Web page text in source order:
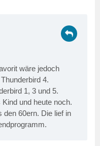
wäre jedoch
4.
1, 3 und 5.
und heute noch.
den 60ern. Die lief in